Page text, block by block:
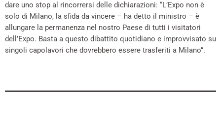
dare uno stop al rincorrersi delle dichiarazioni: “L’Expo non è
solo di Milano, la sfida da vincere – ha detto il ministro – è
allungare la permanenza nel nostro Paese di tutti i visitatori
dell’Expo. Basta a questo dibattito quotidiano e improvvisato su
singoli capolavori che dovrebbero essere trasferiti a Milano”.